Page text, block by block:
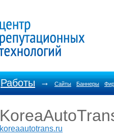
Работы → Сайты Баннеры
koreaautotrans.ru